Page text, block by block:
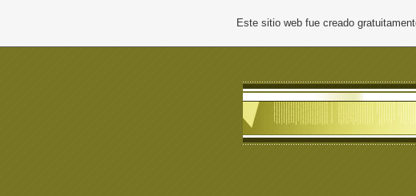
Este sitio web fue creado